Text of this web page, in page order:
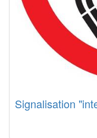
Signalisation